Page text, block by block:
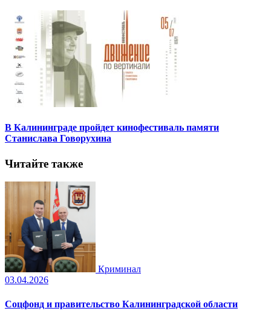
В Калининграде пройдет кинофестиваль памяти
Станислава Говорухина
Читайте также
Криминал
03.04.2026
Соцфонд и правительство Калининградской области